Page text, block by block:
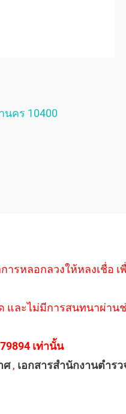
นคร 10400
รหลอกลวงให้หลงเชื่อ เ
และไม่มีการสนทนาผ่าน
เท่านั้น
ศ, เอกสารสำนักงานตำร